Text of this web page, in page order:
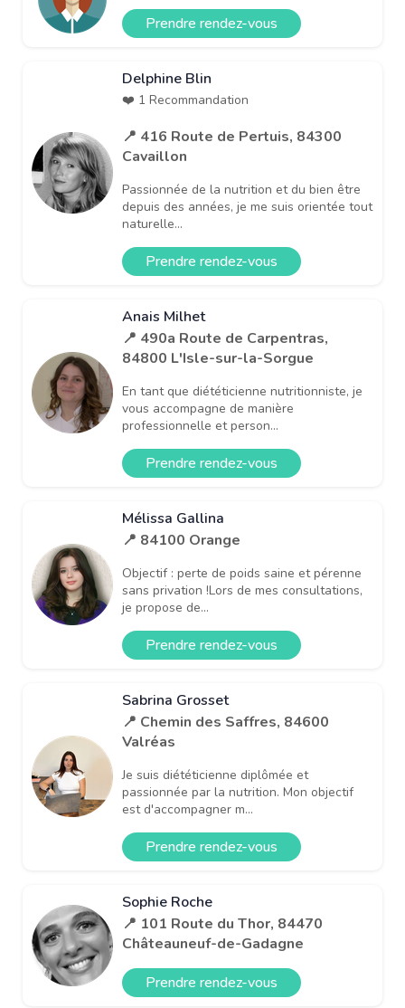
Prendre rendez-vous
Delphine Blin
❤️ 1 Recommandation
📍 416 Route de Pertuis, 84300
Cavaillon
Passionnée de la nutrition et du bien être
depuis des années, je me suis orientée tout
naturelle...
Prendre rendez-vous
Anais Milhet
📍 490a Route de Carpentras,
84800 L'Isle-sur-la-Sorgue
En tant que diététicienne nutritionniste, je
vous accompagne de manière
professionnelle et person...
Prendre rendez-vous
Mélissa Gallina
📍 84100 Orange
Objectif : perte de poids saine et pérenne
sans privation !Lors de mes consultations,
je propose de...
Prendre rendez-vous
Sabrina Grosset
📍 Chemin des Saffres, 84600
Valréas
Je suis diététicienne diplômée et
passionnée par la nutrition. Mon objectif
est d'accompagner m...
Prendre rendez-vous
Sophie Roche
📍 101 Route du Thor, 84470
Châteauneuf-de-Gadagne
Prendre rendez-vous